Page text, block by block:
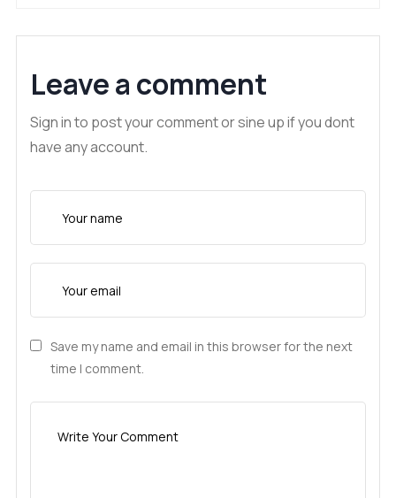
Leave a comment
Sign in to post your comment or sine up if you dont
have any account.
Save my name and email in this browser for the next
time I comment.